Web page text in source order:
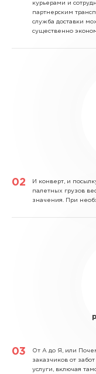
курьерами и
партнерским
служба доставки
существенно
И конверт, и
палетных грузов
значения. При
От А до Я, или
заказчиков от
услуги, включая